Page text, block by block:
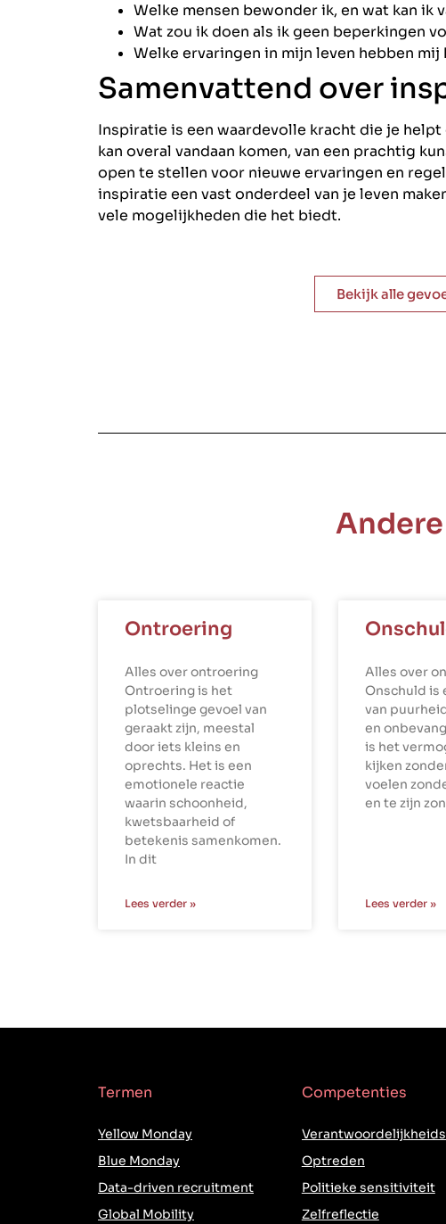
Welke mensen bewonder ik, en wat kan ik
Wat zou ik doen als ik geen beperkingen
Welke ervaringen in mijn leven hebben mij
Samenvattend over
Inspiratie is een waardevolle kracht die je
kan overal vandaan komen, van een prachtig
open te stellen voor nieuwe ervaringen en
inspiratie een vast onderdeel van je leven
vele mogelijkheden die het biedt.
Bekijk alle
Ontroering
Alles over ontroering
Ontroering is het
plotselinge gevoel van
geraakt zijn, meestal
door iets kleins en
oprechts. Het is een
emotionele reactie
waarin schoonheid,
kwetsbaarheid of
betekenis samenkomen.
In dit
Lees verder »
Alles over
Onschuld is
van
en
is het
kijken
voelen
en te zijn
Lees verder »
Termen
Yellow Monday
Blue Monday
Data-driven recruitment
Global Mobility
Competenties
Optreden
Politieke sensitiviteit
Zelfreflectie